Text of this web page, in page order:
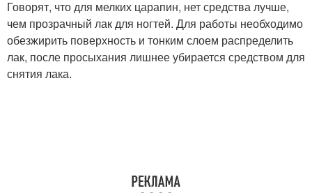
Говорят, что для мелких царапин, нет средства лучше,
чем прозрачный лак для ногтей. Для работы необходимо
обезжирить поверхность и тонким слоем распределить
лак, после просыхания лишнее убирается средством для
снятия лака.